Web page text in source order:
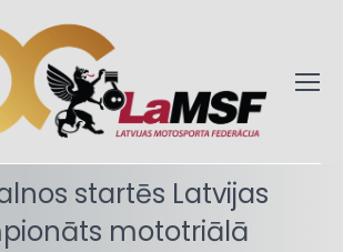
startēs Latvijas
mototriālā